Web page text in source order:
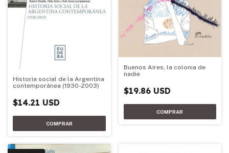
Historia social de la Argentina
contemporánea (1930-2003)
$14.21 USD
Buenos Aires, la colonia de
nadie
$19.86 USD